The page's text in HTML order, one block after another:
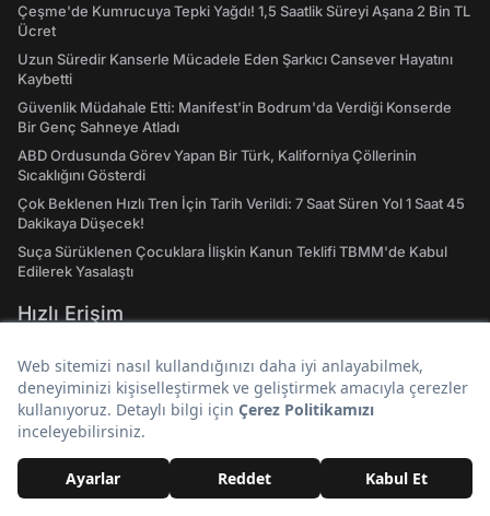
Çeşme'de Kumrucuya Tepki Yağdı! 1,5 Saatlik Süreyi Aşana 2 Bin TL
Ücret
Uzun Süredir Kanserle Mücadele Eden Şarkıcı Cansever Hayatını
Kaybetti
Güvenlik Müdahale Etti: Manifest'in Bodrum'da Verdiği Konserde
Bir Genç Sahneye Atladı
ABD Ordusunda Görev Yapan Bir Türk, Kaliforniya Çöllerinin
Sıcaklığını Gösterdi
Çok Beklenen Hızlı Tren İçin Tarih Verildi: 7 Saat Süren Yol 1 Saat 45
Dakikaya Düşecek!
Suça Sürüklenen Çocuklara İlişkin Kanun Teklifi TBMM'de Kabul
Edilerek Yasalaştı
Hızlı Erişim
Son Depremler Listesi
Evlilik Yıl Dönümü Sözleri! En Özel Romantik, Duygusal ve Resimli
Evlilik Yıl dönümü Mesajları
Rüyada Altın Görmek: Gerçekler de Saadetiniz de Çil Çil Altınlarda
Saklı Olabilir!